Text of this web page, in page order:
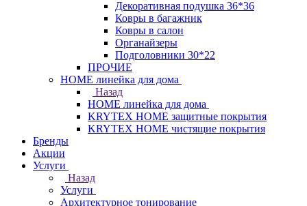
Декоративная подушка 36*36
Ковры в багажник
Ковры в салон
Органайзеры
Подголовники 30*22
ПРОЧИЕ
HOME линейка для дома
Назад
HOME линейка для дома
KRYTEX HOME защитные покрытия
KRYTEX HOME чистящие покрытия
Бренды
Акции
Услуги
Назад
Услуги
Архитектурное тонирование